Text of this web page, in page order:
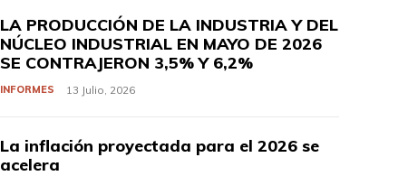
LA PRODUCCIÓN DE LA INDUSTRIA Y DEL
NÚCLEO INDUSTRIAL EN MAYO DE 2026
SE CONTRAJERON 3,5% Y 6,2%
INFORMES 13 Julio, 2026
La inflación proyectada para el 2026 se
acelera